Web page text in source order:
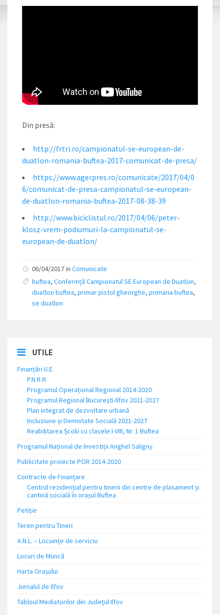
Din presă:
http://frtri.ro/campionatul-se-european-de-
duatlon-romania-buftea-2017-comunicat-de-presa/
https://www.agerpres.ro/comunicate/2017/04/0
6/comunicat-de-presa-campionatul-se-european-
de-duatlon-romania-buftea-2017-08-38-39
http://www.biciclistul.ro/2017/04/06/peter-
klosz-vrem-podiumuri-la-campionatul-se-
european-de-duatlon/
06/04/2017 in Comunicate
buftea, Conferință Campionatul SE European de Duatlon,
duatlon buftea, primar pistol gheorghe, primaria buftea,
se duatlon
UTILE
Finanțări U.E.
P.N.R.R.
Programul Operațional Regional 2014-2020
Programul Regional București-Ilfov 2021-2027
Plan integrat de dezvoltare urbană
Incluziune și Demnitate Socială 2021-2027
Reabilitarea Școlii cu clasele I-VIII, Nr. 1 Buftea
Programul Național de Investiții Anghel Saligny
Publicitate proiecte POR 2014-2020
Contracte de Finanțare
Centrul rezidențial pentru tinerii din centre de plasament și
cantină socială în orașul Buftea
Petiție
Teren pentru Tineri
A.N.L. – Locuinţe de serviciu
Locuri de Muncă
Harta Orașului
Jurnalul de Ilfov
Tabloul Mediatorilor din Județul Ilfov